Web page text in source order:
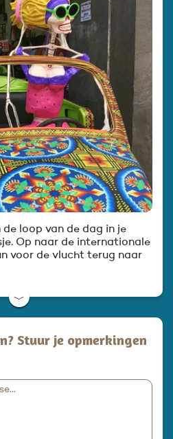
loop van de dag in je
Op naar de internationale
voor de vlucht terug naar
﹀
Stuur je opmerkingen